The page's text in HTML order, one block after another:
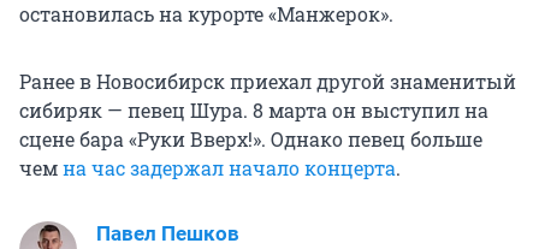
остановилась на курорте «Манжерок».
Ранее в Новосибирск приехал другой знаменитый
сибиряк — певец Шура. 8 марта он выступил на
сцене бара «Руки Вверх!». Однако певец больше
чемна час задержал начало концерта.
Павел Пешков